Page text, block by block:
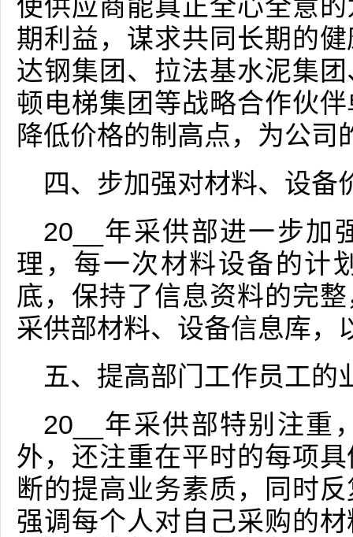
使供应商能真正全心全意
期利益，谋求共同长期的
达钢集团、拉法基水泥集
顿电梯集团等战略合作伙
降低价格的制高点，为公司
四、步加强对材料、设备
20__年采供部进一步加
理，每一次材料设备的计
底，保持了信息资料的完
采供部材料、设备信息库，
五、提高部门工作员工的
20__年采供部特别注重
外，还注重在平时的每项
断的提高业务素质，同时
强调每个人对自己采购的